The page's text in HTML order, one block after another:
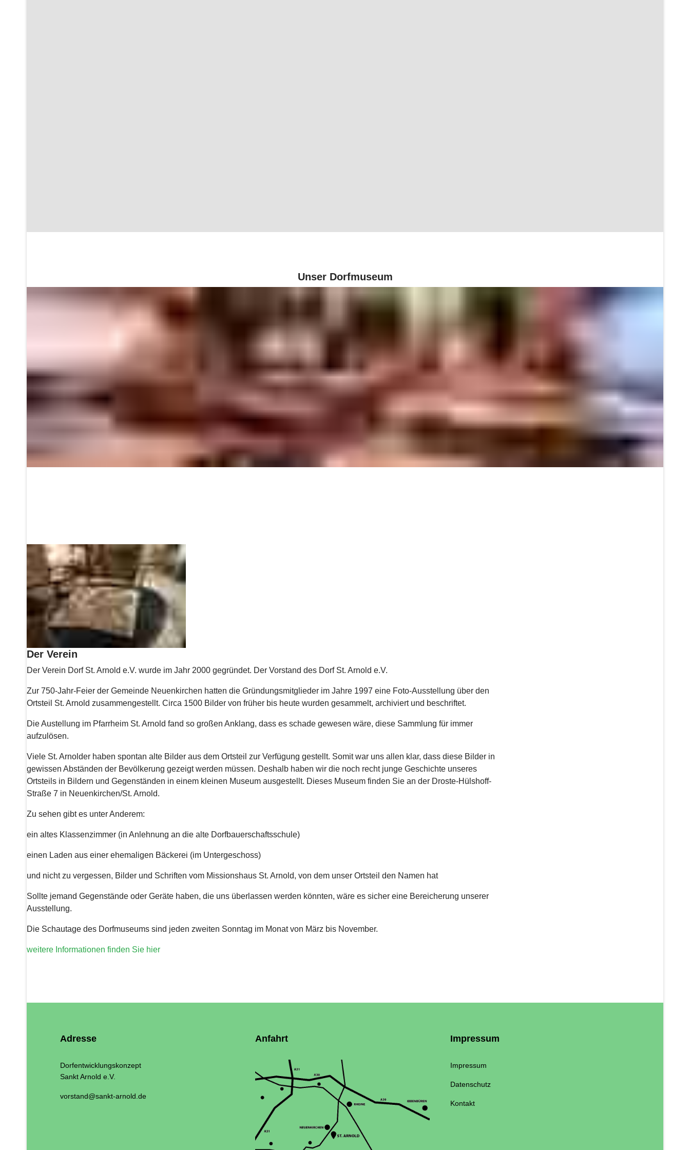
Unser Dorfmuseum
Der Verein
Der Verein Dorf St. Arnold e.V. wurde im Jahr 2000 gegründet. Der Vorstand des Dorf St. Arnold e.V.
Zur 750-Jahr-Feier der Gemeinde Neuenkirchen hatten die Gründungsmitglieder im Jahre 1997 eine Foto-Ausstellung über den
Ortsteil St. Arnold zusammengestellt. Circa 1500 Bilder von früher bis heute wurden gesammelt, archiviert und beschriftet.
Die Austellung im Pfarrheim St. Arnold fand so großen Anklang, dass es schade gewesen wäre, diese Sammlung für immer
aufzulösen.
Viele St. Arnolder haben spontan alte Bilder aus dem Ortsteil zur Verfügung gestellt. Somit war uns allen klar, dass diese Bilder in
gewissen Abständen der Bevölkerung gezeigt werden müssen. Deshalb haben wir die noch recht junge Geschichte unseres
Ortsteils in Bildern und Gegenständen in einem kleinen Museum ausgestellt. Dieses Museum finden Sie an der Droste-Hülshoff-
Straße 7 in Neuenkirchen/St. Arnold.
Zu sehen gibt es unter Anderem:
ein altes Klassenzimmer (in Anlehnung an die alte Dorfbauerschaftsschule)
einen Laden aus einer ehemaligen Bäckerei (im Untergeschoss)
und nicht zu vergessen, Bilder und Schriften vom Missionshaus St. Arnold, von dem unser Ortsteil den Namen hat
Sollte jemand Gegenstände oder Geräte haben, die uns überlassen werden könnten, wäre es sicher eine Bereicherung unserer
Ausstellung.
Die Schautage des Dorfmuseums sind jeden zweiten Sonntag im Monat von März bis November.
weitere Informationen finden Sie hier
Adresse
Dorfentwicklungskonzept
Sankt Arnold e.V.
vorstand@sankt-arnold.de
Anfahrt Impressum
Impressum
Datenschutz
Kontakt